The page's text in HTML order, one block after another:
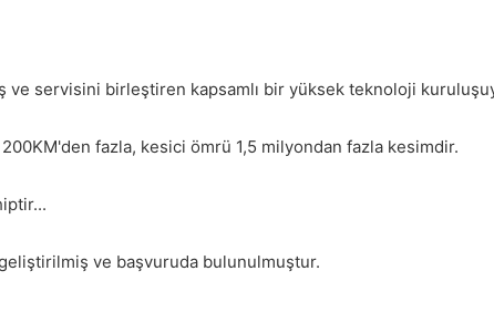
ve servisini birleştiren kapsamlı bir yüksek teknoloji
200KM'den fazla, kesici ömrü 1,5 milyondan fazla kesimdir.
ve başvuruda bulunulmuştur.